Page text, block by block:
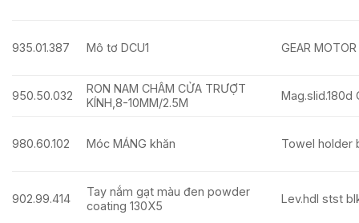
935.01.387 Mô tơ DCU1 GEAR MOTOR
950.50.032
RON NAM CHÂM CỬA TRƯỢT
KÍNH,8-10MM/2.5M
Mag.slid.180d
980.60.102 Móc MÁNG khăn Towel holder
902.99.414
Tay nắm gạt màu đen powder
coating 130X5
Lev.hdl stst